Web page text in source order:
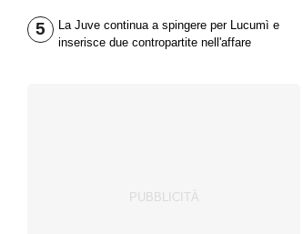
5
La Juve continua a spingere per Lucumì e
inserisce due contropartite nell'affare